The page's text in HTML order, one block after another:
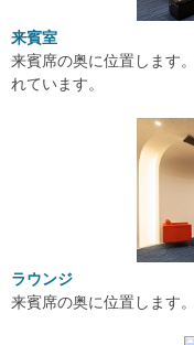
来賓室
来賓席の奥に位置します
れています。
ラウンジ
来賓席の奥に位置します